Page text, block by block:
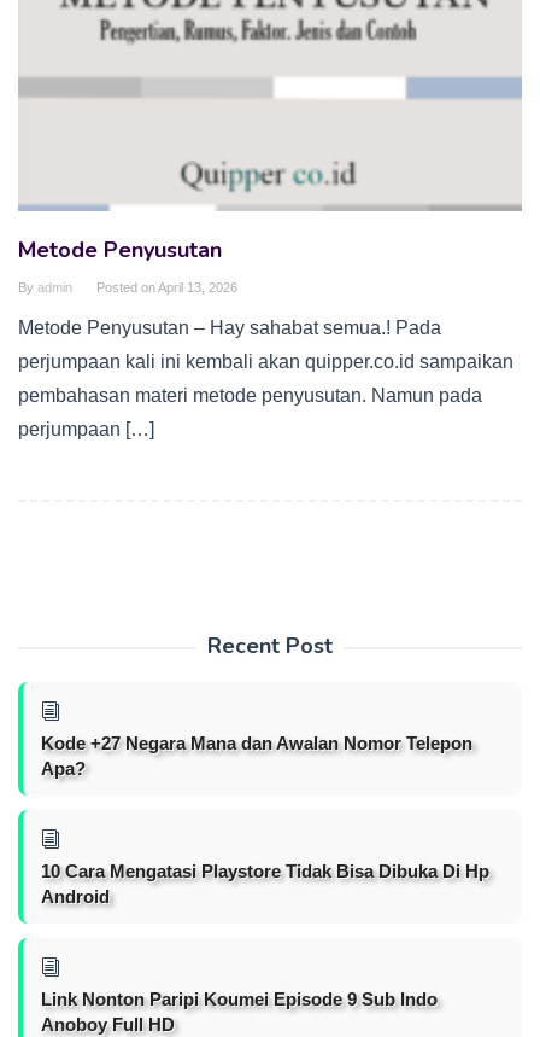
Metode Penyusutan
By admin Posted onApril 13, 2026
Metode Penyusutan – Hay sahabat semua.! Pada
perjumpaan kali ini kembali akan quipper.co.id sampaikan
pembahasan materi metode penyusutan. Namun pada
perjumpaan […]
Recent Post
Kode +27 Negara Mana dan Awalan Nomor Telepon
Apa?
10 Cara Mengatasi Playstore Tidak Bisa Dibuka Di Hp
Android
Link Nonton Paripi Koumei Episode 9 Sub Indo
Anoboy Full HD